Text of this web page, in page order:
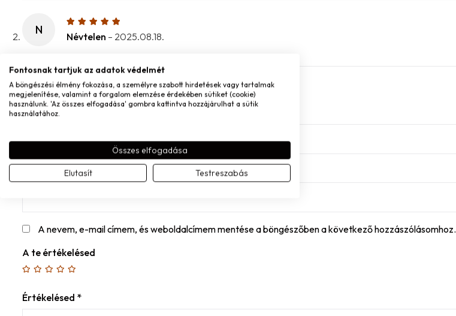
N
Névtelen – 2025.08.18.
MONDD EL A VÉLEMÉNYED
Név*
A nevem, e-mail címem, és weboldalcímem mentése a böngészőben a következő hozzászólásomhoz.
A te értékelésed
Értékelésed *
Fontosnak tartjuk az adatok védelmét
A böngészési élmény fokozása, a személyre szabott hirdetések vagy tartalmak
megjelenítése, valamint a forgalom elemzése érdekében sütiket (cookie)
használunk. 'Az összes elfogadása' gombra kattintva hozzájárulhat a sütik
használatához.
Összes elfogadása
Elutasít Testreszabás